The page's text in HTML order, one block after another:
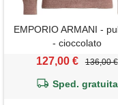
EMPORIO ARMANI -
- cioccolato
127,00 € 136,00 €
Sped. gratuita